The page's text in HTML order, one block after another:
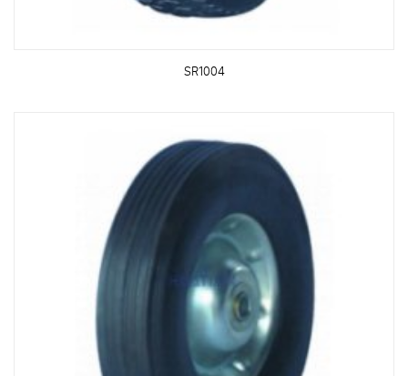
SR1004